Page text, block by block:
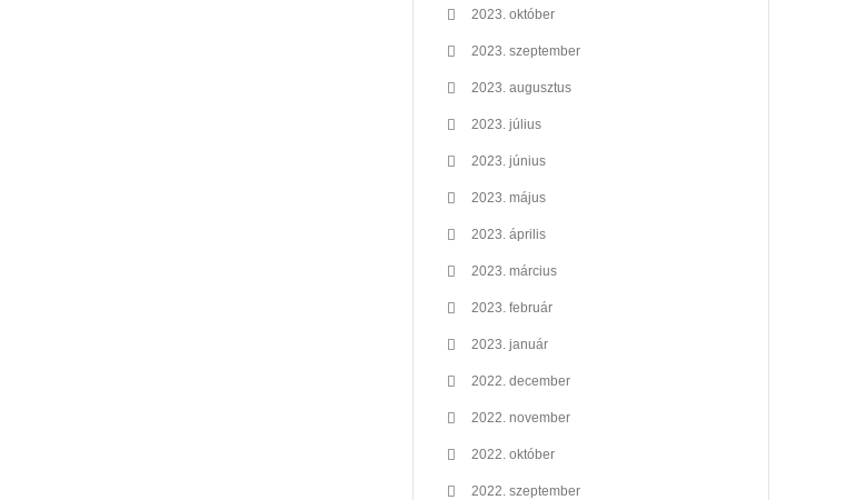
2023. október
2023. szeptember
2023. augusztus
2023. július
2023. június
2023. május
2023. április
2023. március
2023. február
2023. január
2022. december
2022. november
2022. október
2022. szeptember